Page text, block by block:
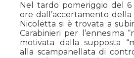
Nel tardo pomeriggio del
ore dall’accertamento
Nicoletta si è trovata a
Carabinieri per l’ennesima
motivata dalla supposta
alla scampanellata di